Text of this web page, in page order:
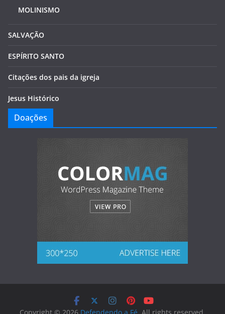
MOLINISMO
SALVAÇÃO
ESPÍRITO SANTO
Citações dos pais da igreja
Jesus Histórico
Doações